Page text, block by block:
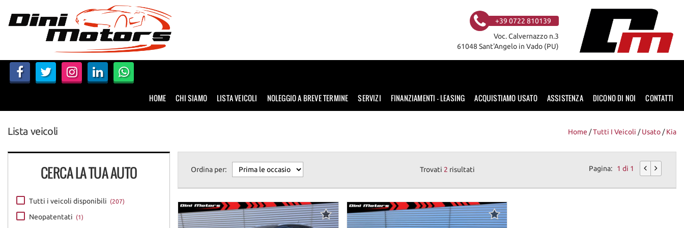
HOME
LISTA VEICOLI
SERVIZI
ACQUISTIAMO USATO
ASSISTENZA
+39 0722 810139
Voc. Calvernazzo n.3
61048 Sant'Angelo in Vado (PU)
HOME CHI SIAMO LISTA VEICOLI NOLEGGIO A BREVE TERMINE SERVIZI FINANZIAMENTI – LEASING ACQUISTIAMO USATO ASSISTENZA DICONO DI NOI CONTATTI
Lista veicoli Home /Tutti I Veicoli /Usato /Kia
CERCA LA TUA AUTO
Tutti i veicoli disponibili (207)
Neopatentati (1)
Ordina per: Trovati 2 risultati Pagina: 1 di 1